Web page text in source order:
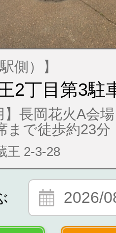
側）】
2丁目第3駐
】長岡花火A会
まで徒歩約23分
王 2-3-28
2026/